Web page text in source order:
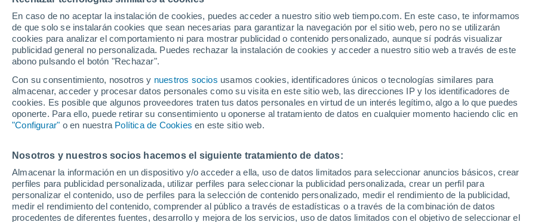
En caso de no aceptar la instalación de cookies, puedes acceder a nuestro sitio web tiempo.com. En este caso, te informamos
de que solo se instalarán cookies que sean necesarias para garantizar la navegación por el sitio web, pero no se utilizarán
cookies para analizar el comportamiento ni para mostrar publicidad o contenido personalizado, aunque sí podrás visualizar
publicidad general no personalizada. Puedes rechazar la instalación de cookies y acceder a nuestro sitio web a través de este
abono pulsando el botón "Rechazar".
Con su consentimiento, nosotros y nuestros socios usamos cookies, identificadores únicos o tecnologías similares para
almacenar, acceder y procesar datos personales como su visita en este sitio web, las direcciones IP y los identificadores de
cookies. Es posible que algunos proveedores traten tus datos personales en virtud de un interés legítimo, algo a lo que puedes
oponerte. Para ello, puede retirar su consentimiento u oponerse al tratamiento de datos en cualquier momento haciendo clic en
"Configurar" o en nuestra Política de Cookies en este sitio web.
Nosotros y nuestros socios hacemos el siguiente tratamiento de datos:
Almacenar la información en un dispositivo y/o acceder a ella, uso de datos limitados para seleccionar anuncios básicos, crear
perfiles para publicidad personalizada, utilizar perfiles para seleccionar la publicidad personalizada, crear un perfil para
personalizar el contenido, uso de perfiles para la selección de contenido personalizado, medir el rendimiento de la publicidad,
medir el rendimiento del contenido, comprender al público a través de estadísticas o a través de la combinación de datos
procedentes de diferentes fuentes, desarrollo y mejora de los servicios, uso de datos limitados con el objetivo de seleccionar el
00 03 06 09 12 15 18 21 00 03 06 09 12 15 18 21 00 03 06 09 12 15 18 21 00
0.4
1.1
0.5
20°
25°
22°
21°
21° 21°
24°
25°
24°
23°
22°
21°
23°
25°
24°
23°
22°